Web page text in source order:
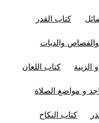
كتاب القدر
والديات
الزينة كتاب اللعان
و مواضع الصلاة
كتاب النكاح